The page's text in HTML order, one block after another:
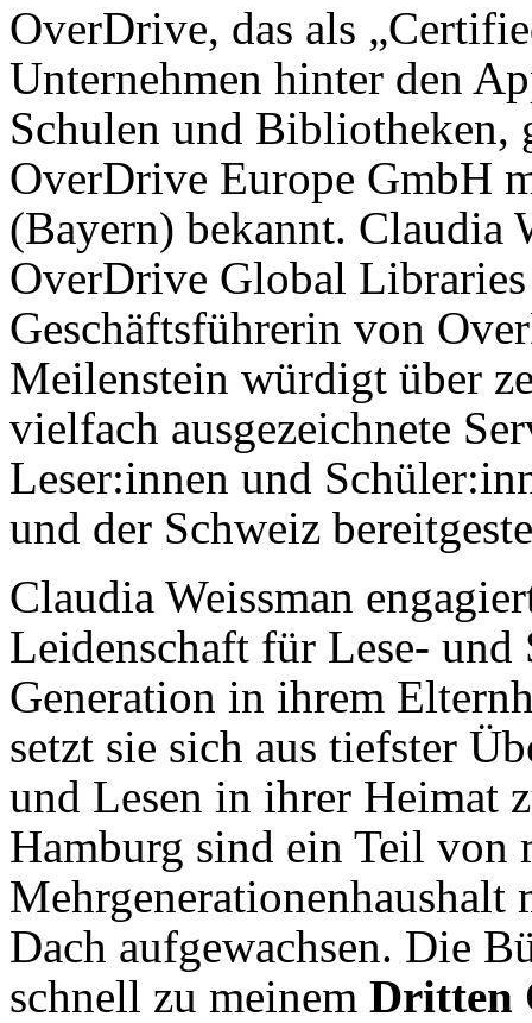
OverDrive, das als
Unternehmen hinter den
Schulen und Bibliotheken,
OverDrive Europe GmbH
(Bayern) bekannt. Claudia
OverDrive Global
Geschäftsführerin von
Meilenstein würdigt über
vielfach ausgezeichnete
Leser:innen und
und der Schweiz
Claudia Weissman
Leidenschaft für Lese-
Generation in ihrem
setzt sie sich aus tiefster
und Lesen in ihrer Heimat
Hamburg sind ein Teil von
Mehrgenerationenhaushalt
Dach aufgewachsen. Die
schnell zu meinem Dritten